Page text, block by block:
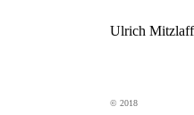
Ulrich
© 2018